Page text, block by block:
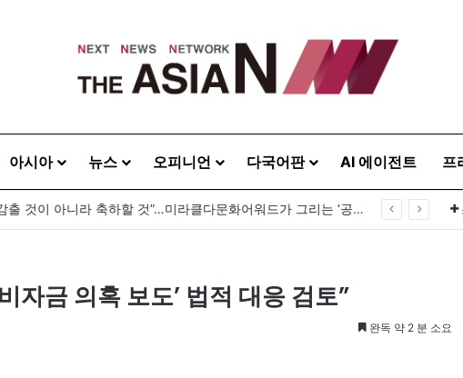
아시아 뉴스 오피니언 다국어판 AI 에이전트 프
“다름은 감출 것이 아니라 축하할 것”…미라클다문화어워드가 그리는 ‘공존’의 미래
자금 의혹 보도’ 법적 대응 검토”
완독 약 2 분 소요